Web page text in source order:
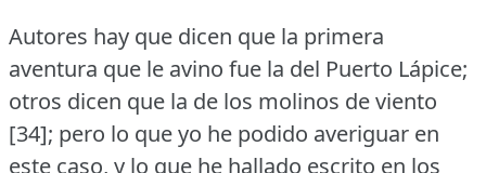
Autores hay que dicen que la primera
aventura que le avino fue la del Puerto Lápice;
otros dicen que la de los molinos de viento
[34]; pero lo que yo he podido averiguar en
este caso, y lo que he hallado escrito en los